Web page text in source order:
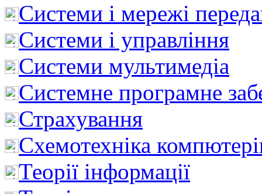
Системи і мережі
Системи і управління
Системи мультимедіа
Системне програмне
Страхування
Схемотехніка
Теорії інформації